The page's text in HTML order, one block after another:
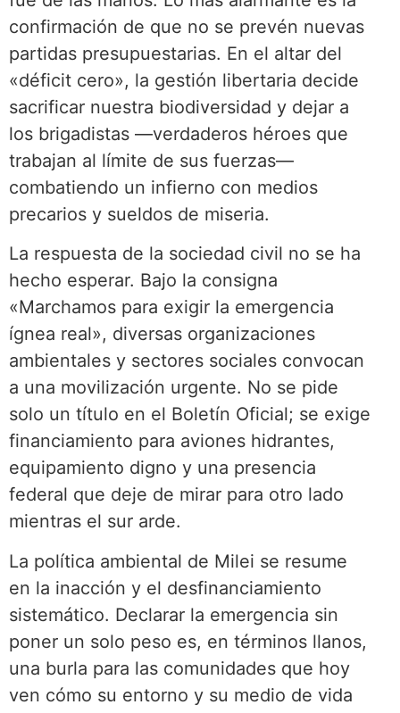
confirmación de que no se prevén nuevas
partidas presupuestarias. En el altar del
«déficit cero», la gestión libertaria decide
sacrificar nuestra biodiversidad y dejar a
los brigadistas —verdaderos héroes que
trabajan al límite de sus fuerzas—
combatiendo un infierno con medios
precarios y sueldos de miseria.
La respuesta de la sociedad civil no se ha
hecho esperar. Bajo la consigna
«Marchamos para exigir la emergencia
ígnea real», diversas organizaciones
ambientales y sectores sociales convocan
a una movilización urgente. No se pide
solo un título en el Boletín Oficial; se exige
financiamiento para aviones hidrantes,
equipamiento digno y una presencia
federal que deje de mirar para otro lado
mientras el sur arde.
La política ambiental de Milei se resume
en la inacción y el desfinanciamiento
sistemático. Declarar la emergencia sin
poner un solo peso es, en términos llanos,
una burla para las comunidades que hoy
ven cómo su entorno y su medio de vida